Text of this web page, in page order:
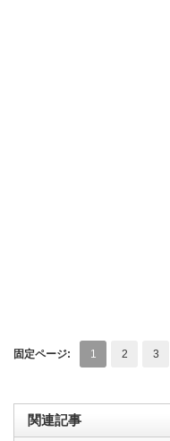
固定ページ: 1 2 3
関連記事